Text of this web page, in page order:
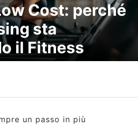
Cost: perché
sta
il Fitness
un passo in più